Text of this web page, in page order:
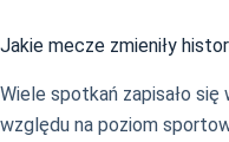
Jakie mecze zmieniły
Wiele spotkań zapisało
względu na poziom